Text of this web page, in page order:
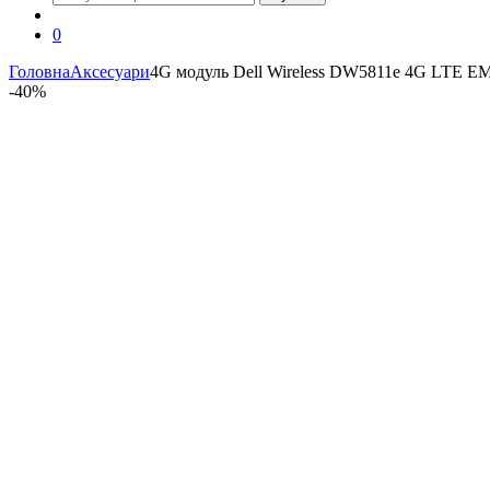
0
ГоловнаАксесуари4G модуль Dell Wireless DW5811e 4G LTE
-40%